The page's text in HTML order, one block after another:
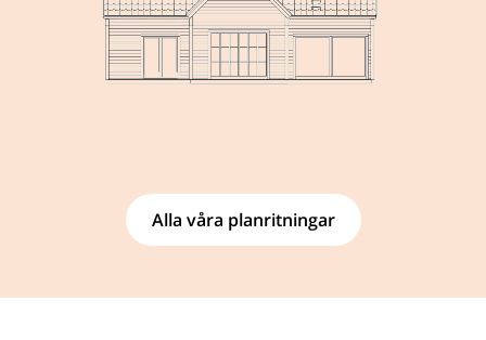
Alla våra planritningar